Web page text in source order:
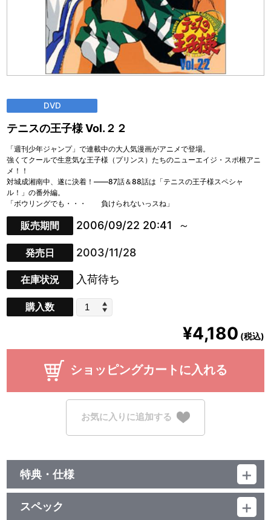
DVD
テニスの王子様 Vol.２２
「週刊少年ジャンプ」で連載中の大人気漫画がアニメで登場。
強くてクールで生意気な王子様（プリンス）たちのニューエイジ・スポ根アニ
メ！！
対城成湘南中、遂に決着！――87話＆88話は「テニスの王子様スペシャ
ル！」の番外編。
「ボウリングでも・・・ 負けられないっスね」
販売期間 2006/09/22 20:41
発売日 2003/11/28
在庫状況 入荷待ち
購入数
¥4,180 (税込)
ショッピングカートに入れる
お気に入りに追加する
特典・仕様
初回封入特典
“王子様スナップ写真・３枚セット”（キャラクターたちの生写真）
スペック